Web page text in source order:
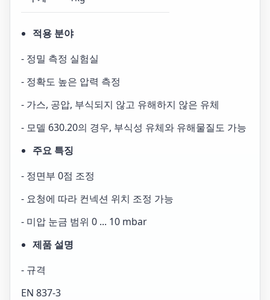
적용 분야
- 정밀 측정 실험실
- 정확도 높은 압력 측정
- 가스, 공압, 부식되지 않고 유해하지 않은 유체
- 모델 630.20의 경우, 부식성 유체와 유해물질도 가능
주요 특징
- 정면부 0점 조정
- 요청에 따라 컨넥션 위치 조정 가능
- 미압 눈금 범위 0 ... 10 mbar
제품 설명
- 규격
EN 837-3